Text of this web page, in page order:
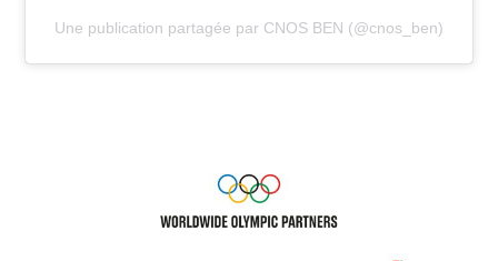
Une publication partagée par CNOS BEN (@cnos_ben)